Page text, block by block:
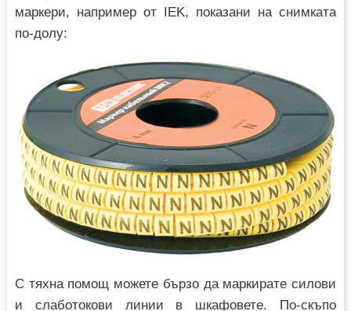
маркери, например от IEK, показани на снимката
по-долу:
С тяхна помощ можете бързо да маркирате силови
и слаботокови линии в шкафовете. По-скъпо